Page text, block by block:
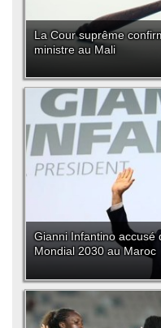
La Cour suprême
ministre au Mali
Gianni Infantino accusé
Mondial 2030 au Maroc